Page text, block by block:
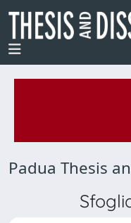
Padua Thesis